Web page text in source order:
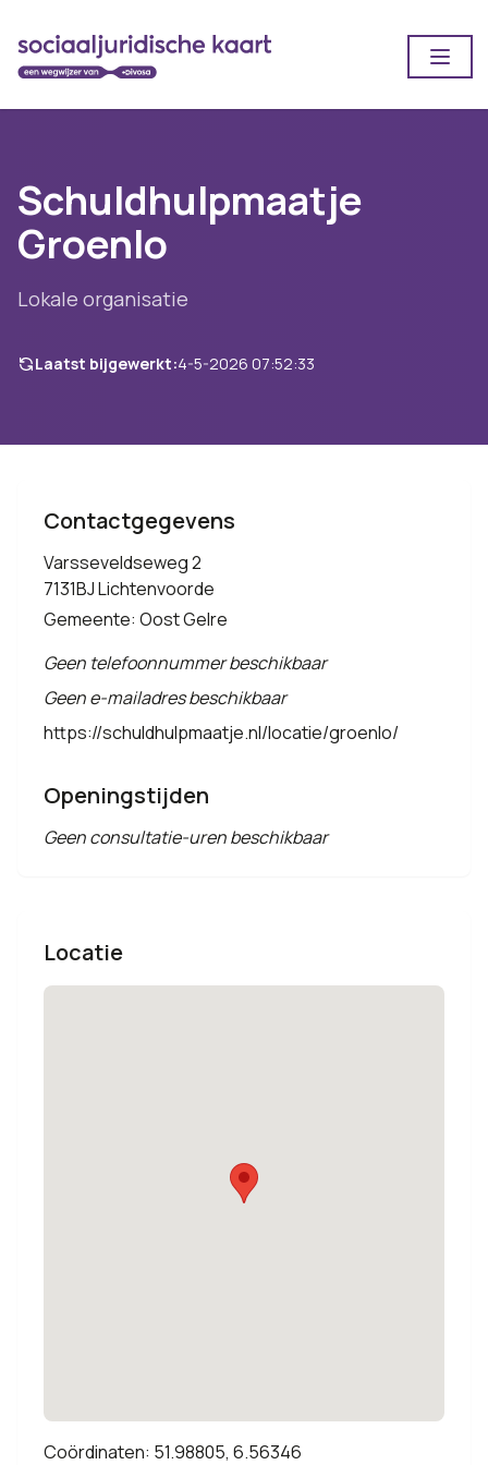
Schuldhulpmaatje
Groenlo
Lokale organisatie
Laatst bijgewerkt:4-5-2026 07:52:33
Contactgegevens
Varsseveldseweg 2
7131BJ Lichtenvoorde
Gemeente: Oost Gelre
Geen telefoonnummer beschikbaar
Geen e-mailadres beschikbaar
https://schuldhulpmaatje.nl/locatie/groenlo/
Openingstijden
Geen consultatie-uren beschikbaar
Locatie
Coördinaten: 51.98805, 6.56346